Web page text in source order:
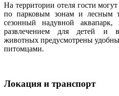
На территории отеля гости
по парковым зонам и лесным
сезонный надувной
развлечением для детей и
животных предусмотрены
питомцами.
Локация и транспорт